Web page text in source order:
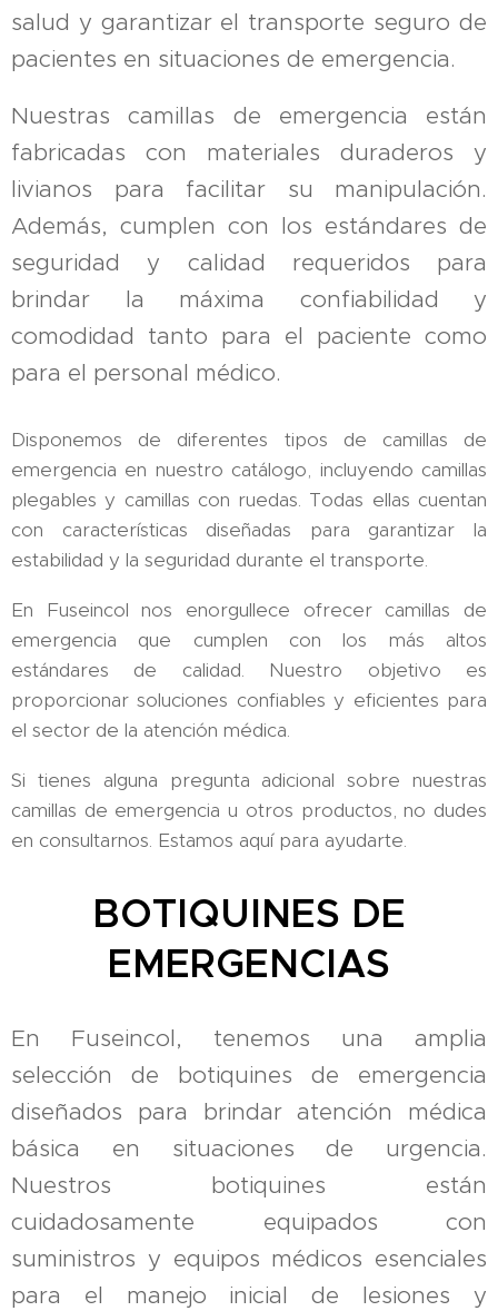
salud y garantizar el transporte seguro de
pacientes en situaciones de emergencia.
Nuestras camillas de emergencia están
fabricadas con materiales duraderos y
livianos para facilitar su manipulación.
Además, cumplen con los estándares de
seguridad y calidad requeridos para
brindar la máxima confiabilidad y
comodidad tanto para el paciente como
para el personal médico.
Disponemos de diferentes tipos de camillas de
emergencia en nuestro catálogo, incluyendo camillas
plegables y camillas con ruedas. Todas ellas cuentan
con características diseñadas para garantizar la
estabilidad y la seguridad durante el transporte.
En Fuseincol nos enorgullece ofrecer camillas de
emergencia que cumplen con los más altos
estándares de calidad. Nuestro objetivo es
proporcionar soluciones confiables y eficientes para
el sector de la atención médica.
Si tienes alguna pregunta adicional sobre nuestras
camillas de emergencia u otros productos, no dudes
en consultarnos. Estamos aquí para ayudarte.
BOTIQUINES DE
EMERGENCIAS
En Fuseincol, tenemos una amplia
selección de botiquines de emergencia
diseñados para brindar atención médica
básica en situaciones de urgencia.
Nuestros botiquines están
cuidadosamente equipados con
suministros y equipos médicos esenciales
para el manejo inicial de lesiones y